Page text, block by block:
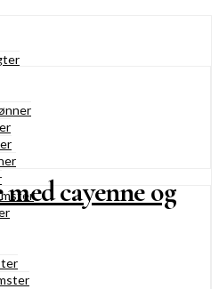
cayenne og